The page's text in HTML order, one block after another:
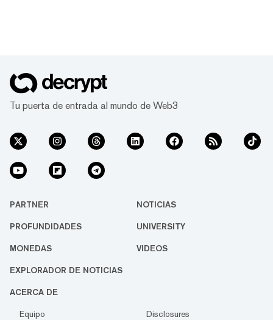
Tu puerta de entrada al mundo de Web3
PARTNER NOTICIAS
PROFUNDIDADES UNIVERSITY
MONEDAS VIDEOS
EXPLORADOR DE NOTICIAS
ACERCA DE
Equipo
Disclosures